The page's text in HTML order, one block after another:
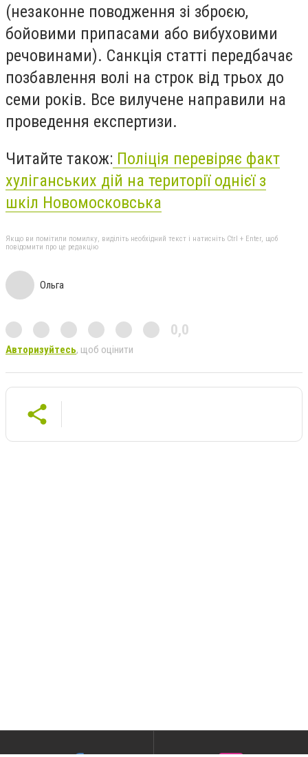
(незаконне поводження зі зброєю,
бойовими припасами або вибуховими
речовинами). Санкція статті передбачає
позбавлення волі на строк від трьох до
семи років. Все вилучене направили на
проведення експертизи.
Читайте також: Поліція перевіряє факт
хуліганських дій на території однієї з
шкіл Новомосковська
Якщо ви помітили помилку, виділіть необхідний текст і натисніть Ctrl + Enter, щоб
повідомити про це редакцію
Ольга
0,0
Авторизуйтесь, щоб оцінити